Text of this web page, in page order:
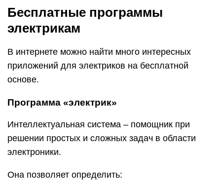
Бесплатные программы
электрикам
В интернете можно найти много интересных
приложений для электриков на бесплатной
основе.
Программа «электрик»
Интеллектуальная система – помощник при
решении простых и сложных задач в области
электроники.
Она позволяет определить: